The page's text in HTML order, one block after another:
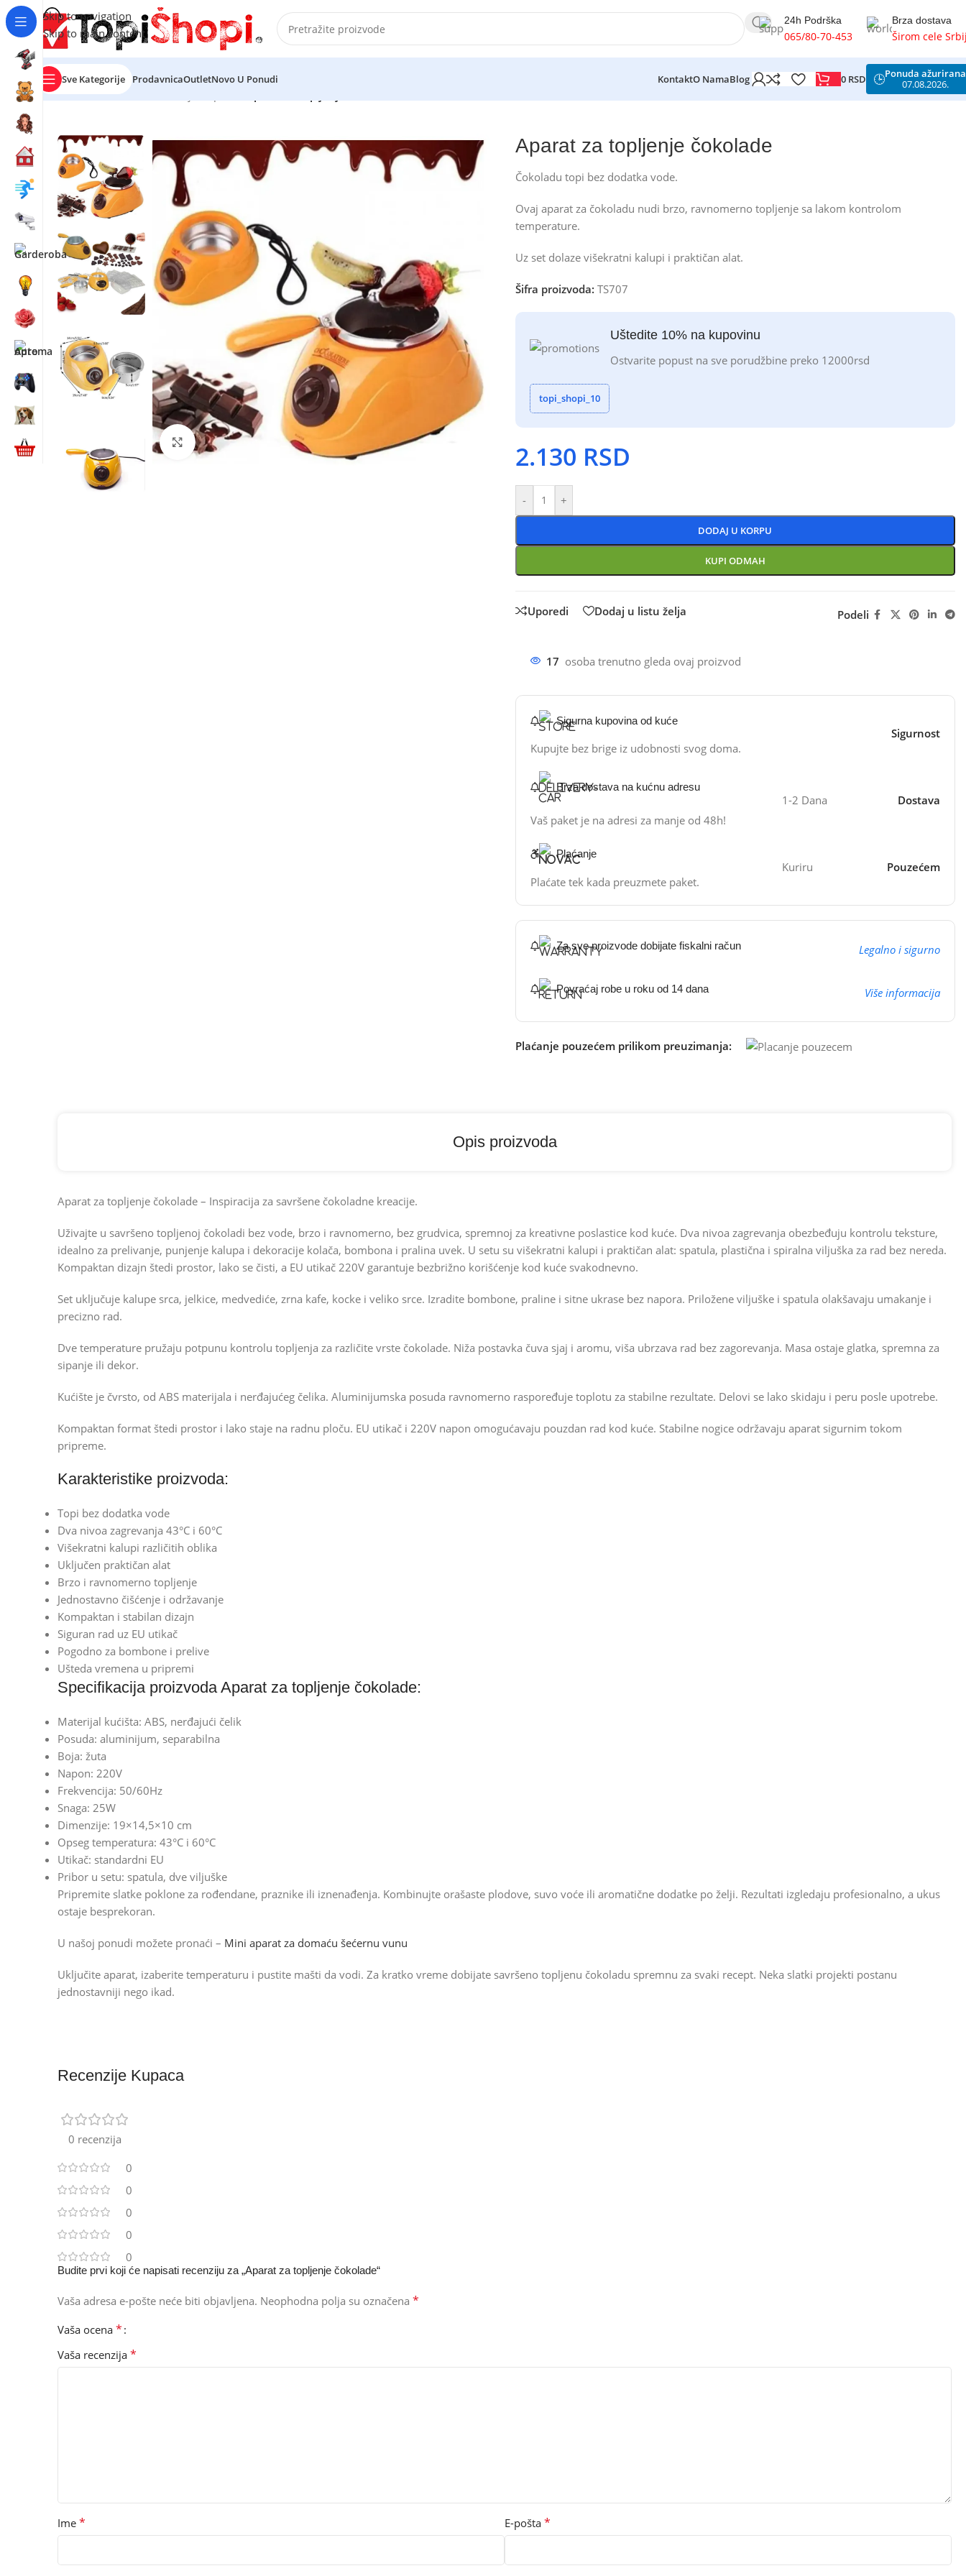
Skip to navigation
Skip to main content
24h Podrška
065/80-70-453
Brza dostava
Širom cele
Sve Kategorije ProdavnicaOutletNovo U Ponudi KontaktO NamaBlog 0 RSD 🕒Ponuda ažurirana
07.08.2026.
Početna/Sve za kuću
Kliknite za uvećanje
Aparat za topljenje čokolade
Čokoladu topi bez dodatka vode.
Ovaj aparat za čokoladu nudi brzo, ravnomerno topljenje sa lakom kontrolom
temperature.
Uz set dolaze višekratni kalupi i praktičan alat.
Šifra proizvoda: TS707
Uštedite 10% na kupovinu
Ostvarite popust na sve porudžbine preko 12000rsd
topi_shopi_10
2.130 RSD
- +
DODAJ U KORPU
KUPI ODMAH
Uporedi Dodaj u listu želja Podeli
17 osoba trenutno gleda ovaj proizvod
Sigurna kupovina od kuće
Kupujte bez brige iz udobnosti svog doma.
Sigurnost
Brza dostava na kućnu adresu
Vaš paket je na adresi za manje od 48h!
1-2 Dana Dostava
Plaćanje
Plaćate tek kada preuzmete paket.
Kuriru Pouzećem
Za sve proizvode dobijate fiskalni račun Legalno i sigurno
Povraćaj robe u roku od 14 dana Više informacija
Plaćanje pouzećem prilikom preuzimanja:
Opis proizvoda
Aparat za topljenje čokolade – Inspiracija za savršene čokoladne kreacije.
Uživajte u savršeno topljenoj čokoladi bez vode, brzo i ravnomerno, bez grudvica, spremnoj za kreativne poslastice kod kuće. Dva nivoa zagrevanja obezbeđuju kontrolu teksture,
idealno za prelivanje, punjenje kalupa i dekoracije kolača, bombona i pralina uvek. U setu su višekratni kalupi i praktičan alat: spatula, plastična i spiralna viljuška za rad bez nereda.
Kompaktan dizajn štedi prostor, lako se čisti, a EU utikač 220V garantuje bezbrižno korišćenje kod kuće svakodnevno.
Set uključuje kalupe srca, jelkice, medvediće, zrna kafe, kocke i veliko srce. Izradite bombone, praline i sitne ukrase bez napora. Priložene viljuške i spatula olakšavaju umakanje i
precizno rad.
Dve temperature pružaju potpunu kontrolu topljenja za različite vrste čokolade. Niža postavka čuva sjaj i aromu, viša ubrzava rad bez zagorevanja. Masa ostaje glatka, spremna za
sipanje ili dekor.
Kućište je čvrsto, od ABS materijala i nerđajućeg čelika. Aluminijumska posuda ravnomerno raspoređuje toplotu za stabilne rezultate. Delovi se lako skidaju i peru posle upotrebe.
Kompaktan format štedi prostor i lako staje na radnu ploču. EU utikač i 220V napon omogućavaju pouzdan rad kod kuće. Stabilne nogice održavaju aparat sigurnim tokom
pripreme.
Karakteristike proizvoda:
Topi bez dodatka vode
Dva nivoa zagrevanja 43°C i 60°C
Višekratni kalupi različitih oblika
Uključen praktičan alat
Brzo i ravnomerno topljenje
Jednostavno čišćenje i održavanje
Kompaktan i stabilan dizajn
Siguran rad uz EU utikač
Pogodno za bombone i prelive
Ušteda vremena u pripremi
Specifikacija proizvoda Aparat za topljenje čokolade:
Materijal kućišta: ABS, nerđajući čelik
Posuda: aluminijum, separabilna
Boja: žuta
Napon: 220V
Frekvencija: 50/60Hz
Snaga: 25W
Dimenzije: 19×14,5×10 cm
Opseg temperatura: 43°C i 60°C
Utikač: standardni EU
Pribor u setu: spatula, dve viljuške
Pripremite slatke poklone za rođendane, praznike ili iznenađenja. Kombinujte orašaste plodove, suvo voće ili aromatične dodatke po želji. Rezultati izgledaju profesionalno, a ukus
ostaje besprekoran.
U našoj ponudi možete pronaći – Mini aparat za domaću šećernu vunu
Uključite aparat, izaberite temperaturu i pustite mašti da vodi. Za kratko vreme dobijate savršeno topljenu čokoladu spremnu za svaki recept. Neka slatki projekti postanu
jednostavniji nego ikad.
Recenzije Kupaca
0 recenzija
0
0
0
0
0
Budite prvi koji će napisati recenziju za „Aparat za topljenje čokolade“
Vaša adresa e-pošte neće biti objavljena. Neophodna polja su označena *
Vaša ocena *
Vaša recenzija *
Ime * E-pošta *